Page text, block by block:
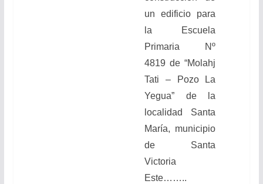
un edificio para
la Escuela
Primaria Nº
4819 de “Molahj
Tati – Pozo La
Yegua” de la
localidad Santa
María, municipio
de Santa
Victoria
Este……..